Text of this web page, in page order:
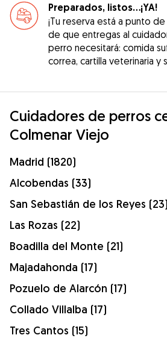
Preparados, listos...¡YA!
¡Tu reserva está a punto
de que entregas al
perro necesitará: comida
correa, cartilla veterinaria y
Cuidadores de perros
Colmenar Viejo
Madrid (1820)
Alcobendas (33)
San Sebastián de los Reyes (23)
Las Rozas (22)
Boadilla del Monte (21)
Majadahonda (17)
Pozuelo de Alarcón (17)
Collado Villalba (17)
Tres Cantos (15)